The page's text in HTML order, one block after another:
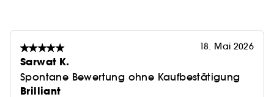
18. Mai 2026
Sarwat K.
Spontane Bewertung ohne Kaufbestätigung
Brilliant